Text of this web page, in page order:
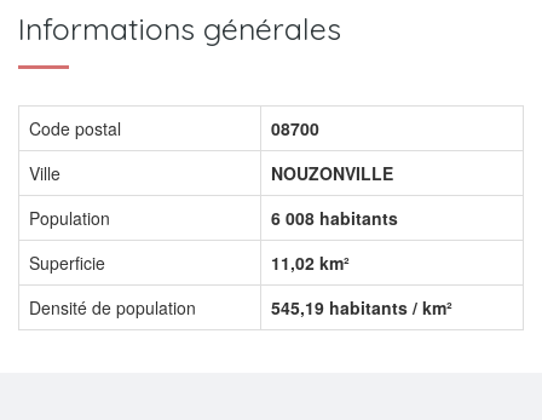
Informations générales
Code postal
08700
Ville
NOUZONVILLE
Population
6 008 habitants
Superficie
11,02 km²
Densité de population
545,19 habitants / km²